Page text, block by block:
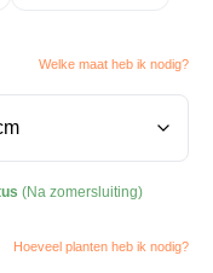
Welke maat heb ik nodig?
(Na zomersluiting)
Hoeveel planten heb ik nodig?